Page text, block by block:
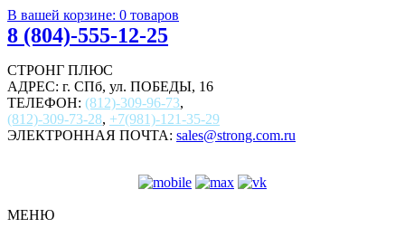
В вашей корзине: 0 товаров
8 (804)-555-12-25
СТРОНГ ПЛЮС
АДРЕС: г. СПб, ул. ПОБЕДЫ, 16
ТЕЛЕФОН: (812)-309-96-73,
(812)-309-73-28, +7(981)-121-35-29
ЭЛЕКТРОННАЯ ПОЧТА: sales@strong.com.ru
МЕНЮ